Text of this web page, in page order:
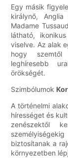
Egy másik
királynő,
Madame
látható,
viselve. Az alak
hogy szemtől
leghíresebb
örökségét.
Szimbólumok
A történelmi
hírességet és
zenészektől
biztosítanak a
környezetben